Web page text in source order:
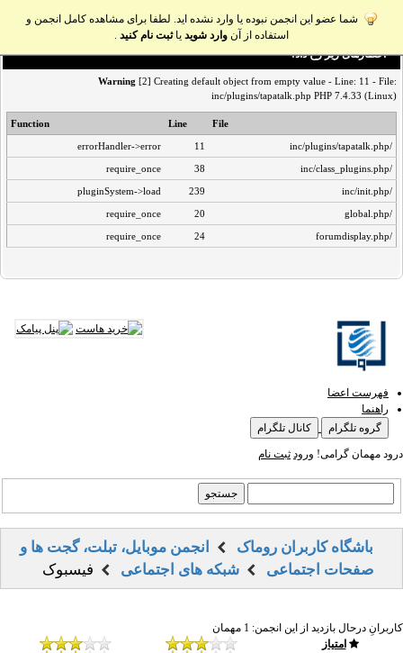
شما عضو این انجمن نبوده یا وارد نشده اید. لطفا برای مشاهده کامل انجمن و
استفاده از آن وارد شوید یاثبت نام کنید .
اخطار‌های زیر رخ داد:
Warning [2] Creating default object from empty value - Line: 11 - File:
inc/plugins/tapatalk.php PHP 7.4.33 (Linux)
File
Line
Function
/inc/plugins/tapatalk.php
11
errorHandler->error
/inc/class_plugins.php
38
require_once
/inc/init.php
239
pluginSystem->load
/global.php
20
require_once
/forumdisplay.php
24
require_once
فهرست اعضا
راهنما
گروه تلگرام
کانال تلگرام
درود مهمان گرامی! ورود ثبت نام
باشگاه کاربران روماک
انجمن موبایل، تبلت، گجت ها و
صفحات اجتماعی
شبکه های اجتماعی فیسبوک
کاربرانِ درحال بازدید از این انجمن: 1 مهمان
امتیاز